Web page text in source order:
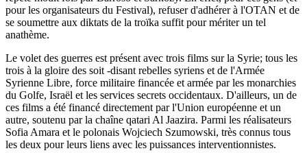
pour les organisateurs du Festival), refuser d'adhérer à l'OTAN et de
se soumettre aux diktats de la troïka suffit pour mériter un tel
anathème.
Le volet des guerres est présent avec trois films sur la Syrie; tous les
trois à la gloire des soit -disant rebelles syriens et de l'Armée
Syrienne Libre, force militaire financée et armée par les monarchies
du Golfe, Israël et les services secrets occidentaux. D'ailleurs, un de
ces films a été financé directement par l'Union européenne et un
autre, soutenu par la chaîne qatari Al Jaazira. Parmi les réalisateurs
Sofia Amara et le polonais Wojciech Szumowski, très connus tous
les deux pour leurs liens avec les puissances interventionnistes.